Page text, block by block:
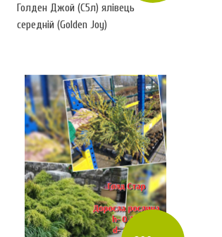
Голден Джой (С5л) ялівець
середній (Golden Joy)